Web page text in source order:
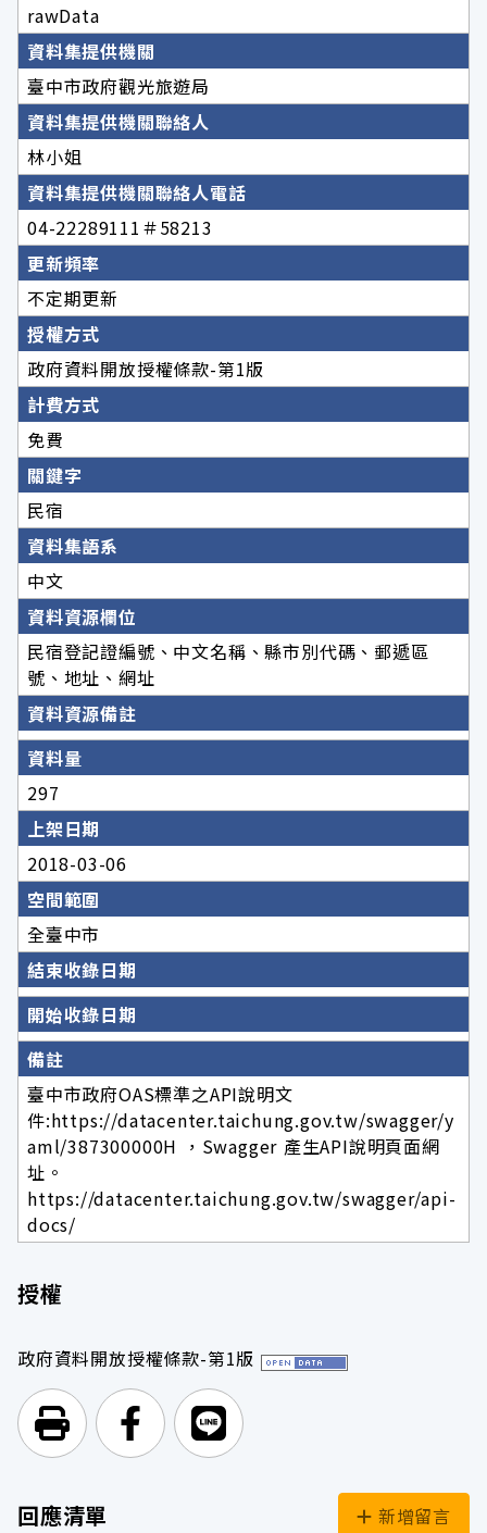
rawData
資料集提供機關
臺中市政府觀光旅遊局
資料集提供機關聯絡人
林小姐
資料集提供機關聯絡人電話
04-22289111＃58213
更新頻率
不定期更新
授權方式
政府資料開放授權條款-第1版
計費方式
免費
關鍵字
民宿
資料集語系
中文
資料資源欄位
民宿登記證編號、中文名稱、縣市別代碼、郵遞區
號、地址、網址
資料資源備註
資料量
297
上架日期
2018-03-06
空間範圍
全臺中市
結束收錄日期
開始收錄日期
備註
臺中市政府OAS標準之API說明文
件:https://datacenter.taichung.gov.tw/swagger/y
aml/387300000H ，Swagger 產生API說明頁面網
址。
https://datacenter.taichung.gov.tw/swagger/api-
docs/
授權
政府資料開放授權條款-第1版
列印頁面前往Facebook
前往Line
回應清單 新增留言